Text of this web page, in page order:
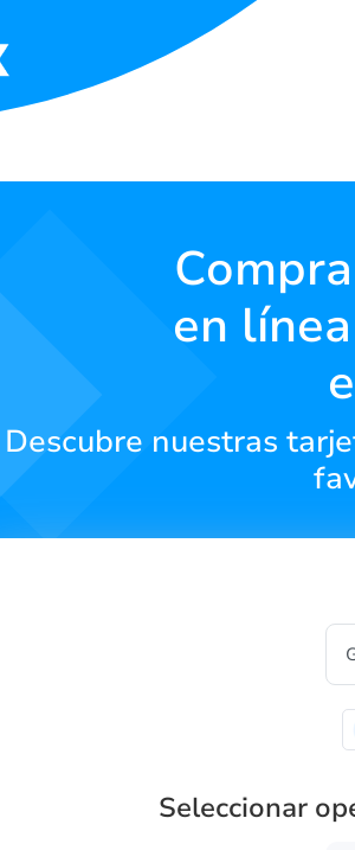
en
Descubre nuestras
Seleccionar